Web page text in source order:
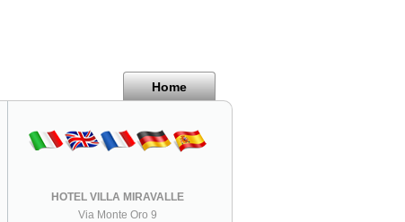
Home
HOTEL VILLA MIRAVALLE
Via Monte Oro 9